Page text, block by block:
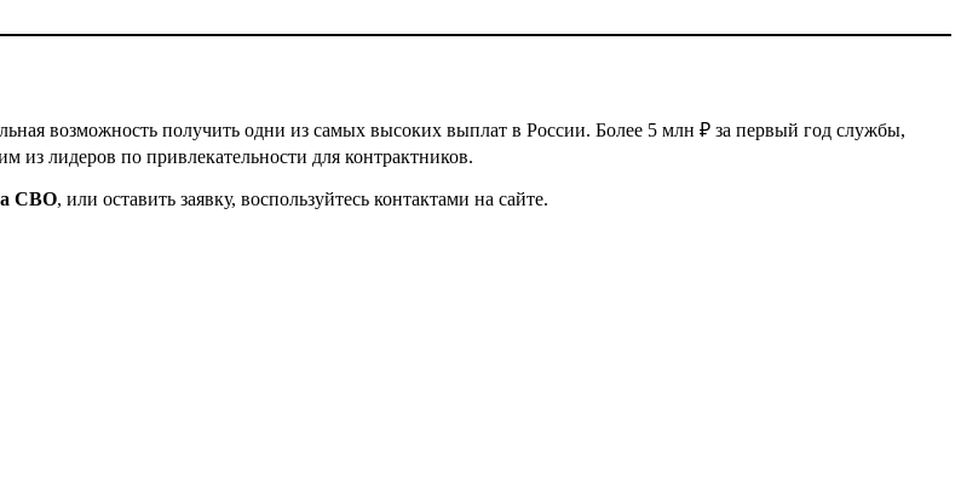
возможность получить одни из самых высоких выплат в России. Более 5 млн ₽ за первый год службы,
из лидеров по привлекательности для контрактников.
СВО, или оставить заявку, воспользуйтесь контактами на сайте.